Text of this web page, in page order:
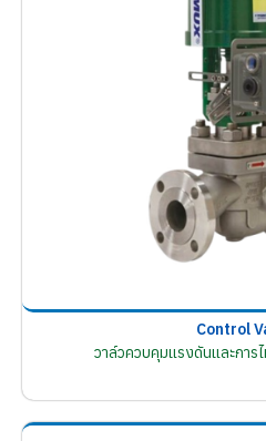
Control
วาล์วควบคุมแรงดันและการ